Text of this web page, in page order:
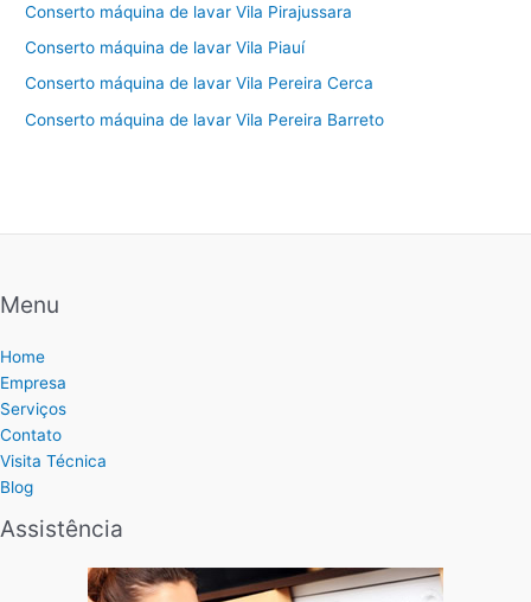
Conserto máquina de lavar Vila Pirajussara
Conserto máquina de lavar Vila Piauí
Conserto máquina de lavar Vila Pereira Cerca
Conserto máquina de lavar Vila Pereira Barreto
Menu
Home
Empresa
Serviços
Contato
Visita Técnica
Blog
Assistência